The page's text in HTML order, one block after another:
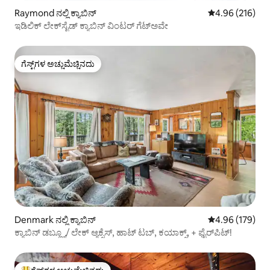
Raymond ನಲ್ಲಿ ಕ್ಯಾಬಿನ್ 5 ರಲ್ಲಿ 4.96
4.96 (216)
ಇಡಿಲಿಕ್ ಲೇಕ್‌ಸೈಡ್ ಕ್ಯಾಬಿನ್ ವಿಂಟರ್ ಗೆಟ್‌ಅವೇ
ಗೆಸ್ಟ್‌ಗಳ ಅಚ್ಚುಮೆಚ್ಚಿನದು
ಗೆಸ್ಟ್‌ಗಳ ಅಚ್ಚುಮೆಚ್ಚಿನದು
Denmark ನಲ್ಲಿ ಕ್ಯಾಬಿನ್ 5 ರಲ್ಲಿ 4.96
4.96 (179)
ಕ್ಯಾಬಿನ್ ಡಬ್ಲ್ಯೂ/ ಲೇಕ್ ಆ್ಯಕ್ಸೆಸ್, ಹಾಟ್ ಟಬ್, ಕಯಾಕ್ಸ್, + ಫೈರ್‌ಪಿಟ್!